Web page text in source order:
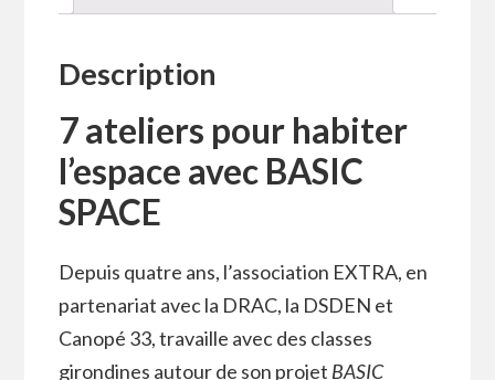
Description
7 ateliers pour habiter
l’espace avec BASIC
SPACE
Depuis quatre ans, l’association EXTRA, en
partenariat avec la DRAC, la DSDEN et
Canopé 33, travaille avec des classes
girondines autour de son projet BASIC